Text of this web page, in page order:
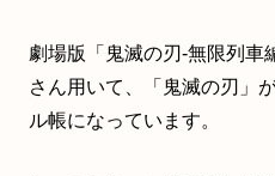
劇場版「鬼滅の刃-無限列車
さん用いて、「鬼滅の刃」
ル帳になっています。